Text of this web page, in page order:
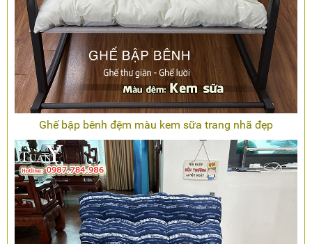
Ghế bập bênh đệm màu kem sữa trang nhã đẹp